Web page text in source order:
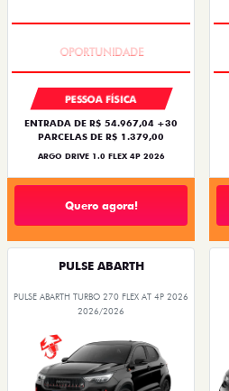
PESSOA FÍSICA
ENTRADA DE R$ 54.967,04 +30
PARCELAS DE R$ 1.379,00
ARGO DRIVE 1.0 FLEX 4P 2026
Quero agora!
PULSE ABARTH
PULSE ABARTH TURBO 270 FLEX AT 4P 2026
2026/2026